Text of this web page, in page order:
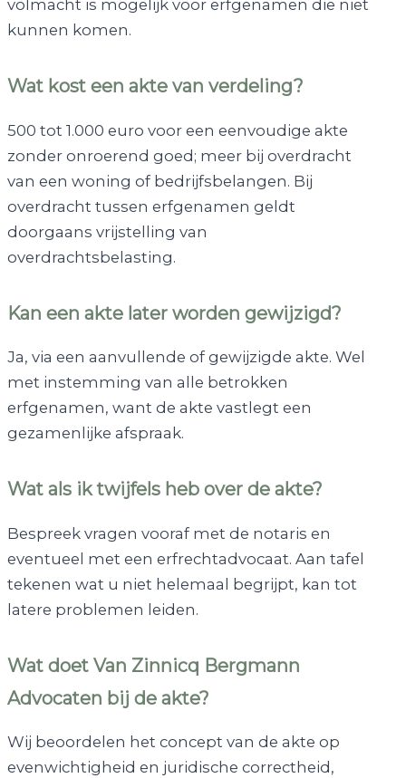
volmacht is mogelijk voor erfgenamen die niet
kunnen komen.
Wat kost een akte van verdeling?
500 tot 1.000 euro voor een eenvoudige akte
zonder onroerend goed; meer bij overdracht
van een woning of bedrijfsbelangen. Bij
overdracht tussen erfgenamen geldt
doorgaans vrijstelling van
overdrachtsbelasting.
Kan een akte later worden gewijzigd?
Ja, via een aanvullende of gewijzigde akte. Wel
met instemming van alle betrokken
erfgenamen, want de akte vastlegt een
gezamenlijke afspraak.
Wat als ik twijfels heb over de akte?
Bespreek vragen vooraf met de notaris en
eventueel met een erfrechtadvocaat. Aan tafel
tekenen wat u niet helemaal begrijpt, kan tot
latere problemen leiden.
Wat doet Van Zinnicq Bergmann
Advocaten bij de akte?
Wij beoordelen het concept van de akte op
evenwichtigheid en juridische correctheid,